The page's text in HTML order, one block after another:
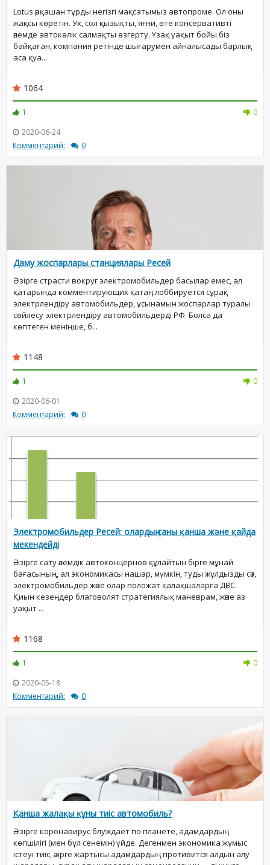
Lotus әрқашан тұрды негізгі мақсатымыз автопроме. Ол оны
жақсы көретін. Ух, сол қызықты, яғни, өте консервативті
әлемде автокөлік салмақты өзгерту. Ұзақ уақыт бойы біз
байқаған, компания ретінде шығарумен айналысады барлық
аса қуа...
1064
1
0
2020-06-24
Комментарий:
0
Даму жоспарлары станциялары Ресей
Әзірге страсти вокруг электромобильдер басылар емес, ал
қатарында комментирующих қатаң лоббируется сұрақ
электрлендіру автомобильдер, ұсынамын жоспарлар туралы
сөйлесу электрлендіру автомобильдерді РФ. Болса да
көптеген меніңше, б...
1148
1
0
2020-06-01
Комментарий:
0
Электромобильдер Ресей: олардың саны қанша және қайда
мекендейді
Әзірге сату әлемдік автоконцернов құлайтын бірге мұнай
бағасының, ал экономикасы нашар, мүмкін, туды жұлдызды сәт,
электромобильдер және олар положат қалақшаларға ДВС.
Қиын кезеңдер благоволят стратегиялық маневрам, және аз
уақыт ...
1168
1
0
2020-05-18
Комментарий:
0
Қанша жалақы құны тиіс автомобиль?
Әзірге коронавирус блуждает по планете, адамдардың
көпшілігі (мен бұл сенемін) үйде. Дегенмен экономика жұмыс
істеуі тиіс, әзірге жартысы адамдардың противится алдын алу